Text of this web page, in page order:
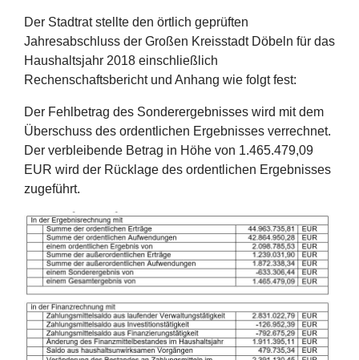
Der Stadtrat stellte den örtlich geprüften
Jahresabschluss der Großen Kreisstadt Döbeln für das
Haushaltsjahr 2018 einschließlich
Rechenschaftsbericht und Anhang wie folgt fest:
Der Fehlbetrag des Sonderergebnisses wird mit dem
Überschuss des ordentlichen Ergebnisses verrechnet.
Der verbleibende Betrag in Höhe von 1.465.479,09
EUR wird der Rücklage des ordentlichen Ergebnisses
zugeführt.